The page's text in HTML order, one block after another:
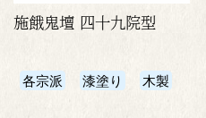
施餓鬼壇 四十九院型
各宗派 漆塗り 木製